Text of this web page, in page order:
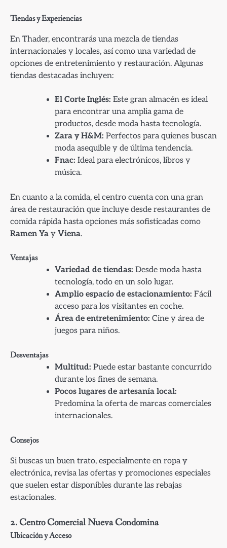
Tiendas y Experiencias
En Thader, encontrarás una mezcla de tiendas
internacionales y locales, así como una variedad de
opciones de entretenimiento y restauración. Algunas
tiendas destacadas incluyen:
El Corte Inglés: Este gran almacén es ideal
para encontrar una amplia gama de
productos, desde moda hasta tecnología.
Zara y H&M: Perfectos para quienes buscan
moda asequible y de última tendencia.
Fnac: Ideal para electrónicos, libros y
música.
En cuanto a la comida, el centro cuenta con una gran
área de restauración que incluye desde restaurantes de
comida rápida hasta opciones más sofisticadas como
Ramen Ya y Viena.
Ventajas
Variedad de tiendas: Desde moda hasta
tecnología, todo en un solo lugar.
Amplio espacio de estacionamiento: Fácil
acceso para los visitantes en coche.
Área de entretenimiento: Cine y área de
juegos para niños.
Desventajas
Multitud: Puede estar bastante concurrido
durante los fines de semana.
Pocos lugares de artesanía local:
Predomina la oferta de marcas comerciales
internacionales.
Consejos
Si buscas un buen trato, especialmente en ropa y
electrónica, revisa las ofertas y promociones especiales
que suelen estar disponibles durante las rebajas
estacionales.
2.Centro Comercial Nueva Condomina
Ubicación y Acceso